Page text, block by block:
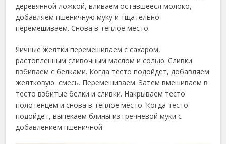
деревянной ложкой, вливаем оставшееся молоко,
добавляем пшеничную муку и тщательно
перемешиваем. Снова в теплое место.
Яичные желтки перемешиваем с сахаром,
растопленным сливочным маслом и солью. Сливки
взбиваем с белками. Когда тесто подойдет, добавляем
желтковую смесь. Перемешиваем. Затем вмешиваем в
тесто взбитые белки и сливки. Накрываем тесто
полотенцем и снова в теплое место. Когда тесто
подойдет, выпекаем блины из гречневой муки с
добавлением пшеничной.